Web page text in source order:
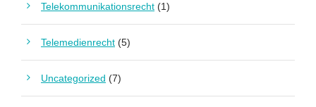
Telekommunikationsrecht (1)
Telemedienrecht (5)
Uncategorized (7)